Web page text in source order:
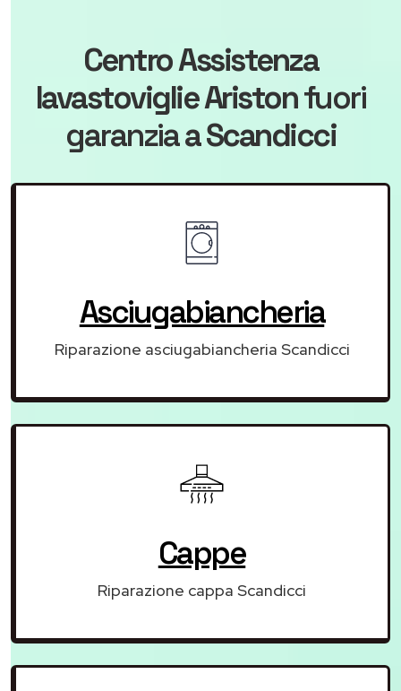
Centro Assistenza
lavastoviglie Aristonfuori
garanziaa Scandicci
Asciugabiancheria
Riparazione asciugabiancheria Scandicci
Cappe
Riparazione cappa Scandicci